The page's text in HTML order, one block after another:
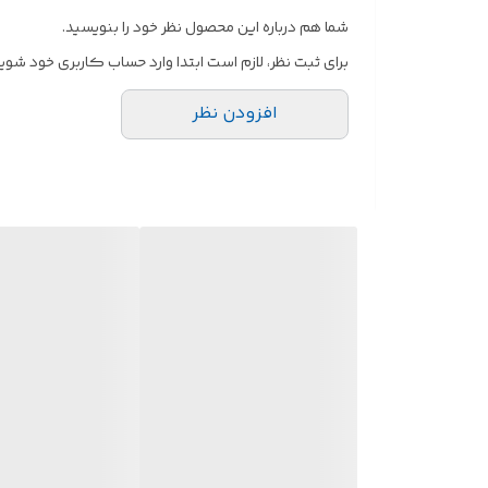
شما هم درباره این محصول نظر خود را بنویسید.
برای ثبت نظر، لازم است ابتدا وارد حساب کاربری خود
افزودن نظر